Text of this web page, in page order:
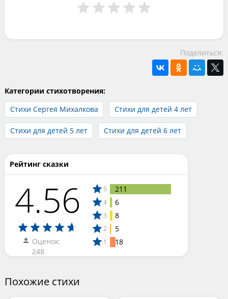
Поделиться:
Категории стихотворения:
Стихи Сергея Михалкова
Стихи для детей 4 лет
Стихи для детей 5 лет Стихи для детей 6 лет
Рейтинг сказки
4.56
Оценок:
248
5 211
4 6
3 8
2 5
1 18
Похожие стихи